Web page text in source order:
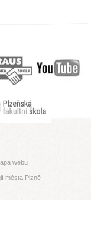
webu
města Plzně